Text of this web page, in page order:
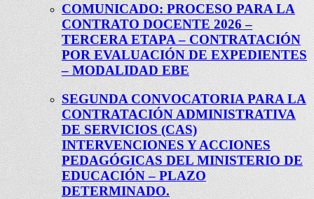
COMUNICADO: PROCESO PARA LA
CONTRATO DOCENTE 2026 –
TERCERA ETAPA – CONTRATACIÓN
POR EVALUACIÓN DE EXPEDIENTES
– MODALIDAD EBE
SEGUNDA CONVOCATORIA PARA LA
CONTRATACIÓN ADMINISTRATIVA
DE SERVICIOS (CAS)
INTERVENCIONES Y ACCIONES
PEDAGÓGICAS DEL MINISTERIO DE
EDUCACIÓN – PLAZO
DETERMINADO.